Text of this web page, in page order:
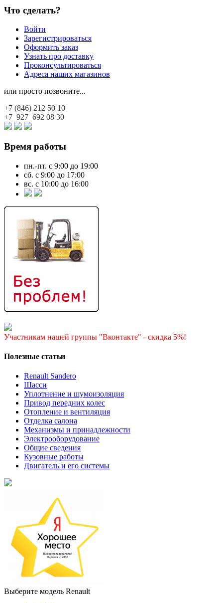
Что сделать?
Войти
Зарегистрироваться
Оформить заказ
Узнать про доставку
Проконсультироваться
Адреса наших магазинов
или просто позвоните...
+7 (846) 212 50 10
+7 927 692 08 30
Время работы
пн.-пт. с 9:00 до 19:00
сб. с 9:00 до 17:00
вс. с 10:00 до 16:00
Участникам нашей группы "Вконтакте" - скидка 5%!
Полезные статьи
Renault Sandero
Шасси
Уплотнение и шумоизоляция
Привод передних колес
Отопление и вентиляция
Отделка салона
Механизмы и принадлежности
Электрооборудование
Общие сведения
Кузовные работы
Двигатель и его системы
Выберите модель Renault